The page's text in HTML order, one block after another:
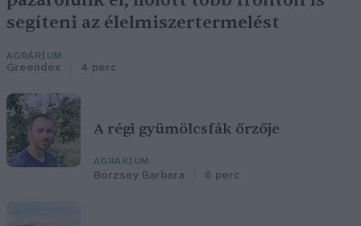
segíteni az élelmiszertermelést
AGRÁRIUM
Greendex 4 perc
A régi gyümölcsfák őrzője
AGRÁRIUM
Börzsey Barbara 6 perc